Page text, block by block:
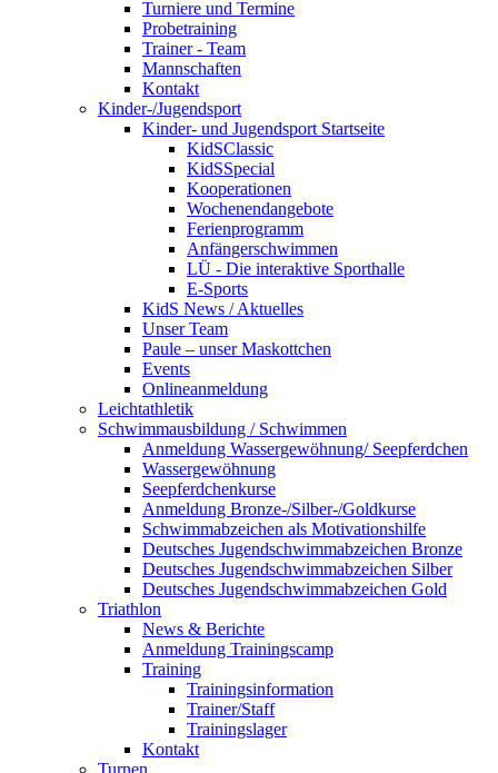
Turniere und Termine
Probetraining
Trainer - Team
Mannschaften
Kontakt
Kinder-/Jugendsport
Kinder- und Jugendsport Startseite
KidSClassic
KidSSpecial
Kooperationen
Wochenendangebote
Ferienprogramm
Anfängerschwimmen
LÜ - Die interaktive Sporthalle
E-Sports
KidS News / Aktuelles
Unser Team
Paule – unser Maskottchen
Events
Onlineanmeldung
Leichtathletik
Schwimmausbildung / Schwimmen
Anmeldung Wassergewöhnung/ Seepferdchen
Wassergewöhnung
Seepferdchenkurse
Anmeldung Bronze-/Silber-/Goldkurse
Schwimmabzeichen als Motivationshilfe
Deutsches Jugendschwimmabzeichen Bronze
Deutsches Jugendschwimmabzeichen Silber
Deutsches Jugendschwimmabzeichen Gold
Triathlon
News & Berichte
Anmeldung Trainingscamp
Training
Trainingsinformation
Trainer/Staff
Trainingslager
Kontakt
Turnen